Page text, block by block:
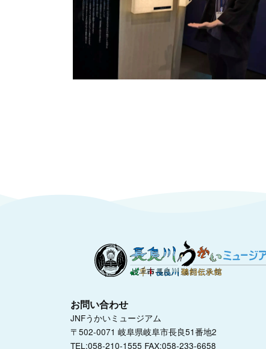
お問い合わせ
JNFうかいミュージアム
〒502-0071 岐阜県岐阜市長良51番地2
TEL:058-210-1555 FAX:058-233-6658